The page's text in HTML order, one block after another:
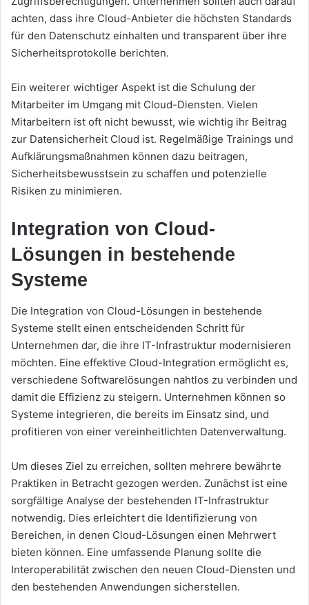
achten, dass ihre Cloud-Anbieter die höchsten Standards
für den Datenschutz einhalten und transparent über ihre
Sicherheitsprotokolle berichten.
Ein weiterer wichtiger Aspekt ist die Schulung der
Mitarbeiter im Umgang mit Cloud-Diensten. Vielen
Mitarbeitern ist oft nicht bewusst, wie wichtig ihr Beitrag
zur Datensicherheit Cloud ist. Regelmäßige Trainings und
Aufklärungsmaßnahmen können dazu beitragen,
Sicherheitsbewusstsein zu schaffen und potenzielle
Risiken zu minimieren.
Integration von Cloud-
Lösungen in bestehende
Systeme
Die Integration von Cloud-Lösungen in bestehende
Systeme stellt einen entscheidenden Schritt für
Unternehmen dar, die ihre IT-Infrastruktur modernisieren
möchten. Eine effektive Cloud-Integration ermöglicht es,
verschiedene Softwarelösungen nahtlos zu verbinden und
damit die Effizienz zu steigern. Unternehmen können so
Systeme integrieren, die bereits im Einsatz sind, und
profitieren von einer vereinheitlichten Datenverwaltung.
Um dieses Ziel zu erreichen, sollten mehrere bewährte
Praktiken in Betracht gezogen werden. Zunächst ist eine
sorgfältige Analyse der bestehenden IT-Infrastruktur
notwendig. Dies erleichtert die Identifizierung von
Bereichen, in denen Cloud-Lösungen einen Mehrwert
bieten können. Eine umfassende Planung sollte die
Interoperabilität zwischen den neuen Cloud-Diensten und
den bestehenden Anwendungen sicherstellen.